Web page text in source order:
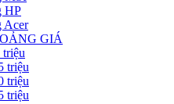
HP
Acer
GIÁ
triệu
triệu
triệu